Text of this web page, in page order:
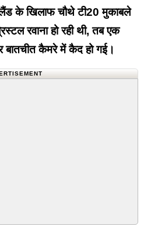
के खिलाफ चौथे टी20 मुकाबले
रवाना हो रही थी, तब एक
कैमरे में कैद हो गई।